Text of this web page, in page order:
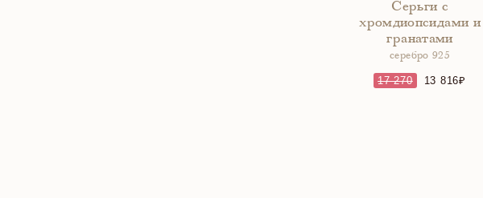
Серьги с
хромдиопсидами и
гранатами
серебро 925
17 270 13 816